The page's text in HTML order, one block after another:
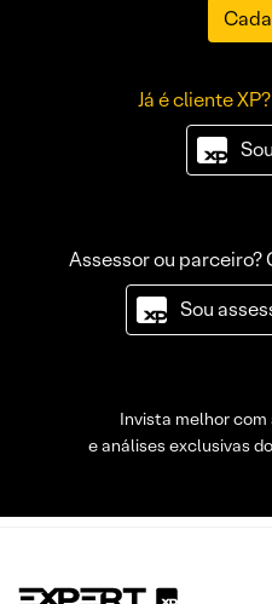
Já é cliente XP?
Assessor ou parceiro?
Sou
Invista melhor
e análises exclusivas